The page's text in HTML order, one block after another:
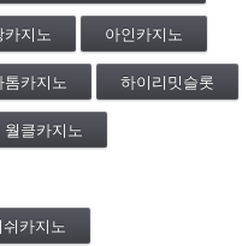
지노 아인카지노
톰카지노 하이리밋슬롯
월클카지노
카지노